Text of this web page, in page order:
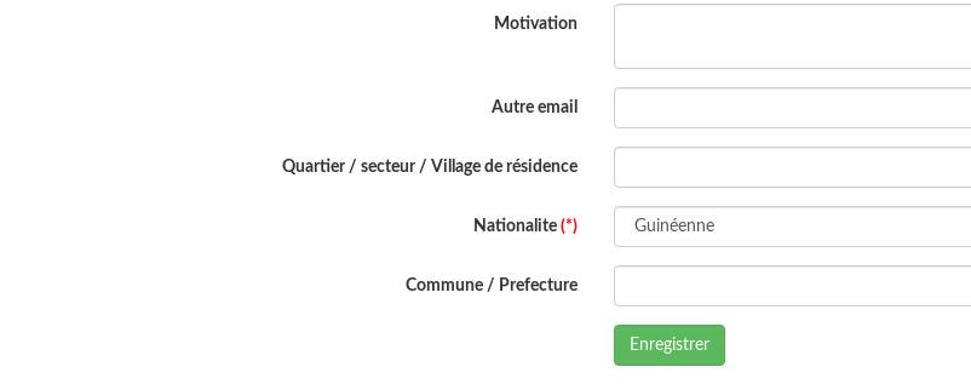
Motivation
Autre email
Quartier / secteur / Village de résidence
Nationalite (*)
Commune / Prefecture
Enregistrer